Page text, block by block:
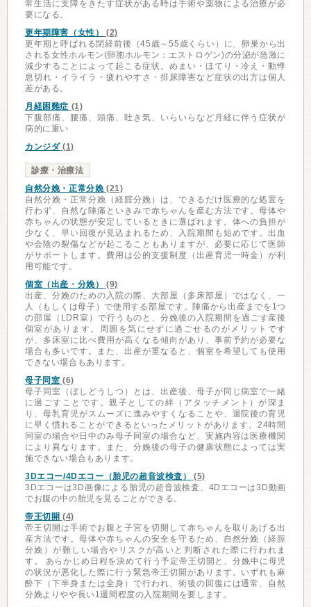
常生活に支障をきたす症状がある時は手術や薬物による治療が必
要になる。
更年期障害（女性）
(2)
更年期と呼ばれる閉経前後（45歳～55歳くらい）に、卵巣から出
される女性ホルモン(卵胞ホルモン：エストロゲン)の分泌が急激に
減少することによって起こる症状。めまい・ほてり・冷え・動悸
息切れ・イライラ・疲れやすさ・排尿障害など症状の出方は個人
差がある。
月経困難症 (1)
下腹部痛、腰痛、頭痛、吐き気、いらいらなど月経に伴う症状が
病的に重い
カンジダ(1)
診療・治療法
自然分娩・正常分娩(21)
自然分娩・正常分娩（経腟分娩）は、できるだけ医療的な処置を
行わず、自然な陣痛といきみで赤ちゃんを産む方法です。母体や
赤ちゃんの状態が安定しているときに選ばれます。体への負担が
少なく、早い回復が見込まれるため、入院期間も短めです。出血
や会陰の裂傷などが起こることもありますが、必要に応じて医師
がサポートします。費用は公的支援制度（出産育児一時金）が利
用可能です。
個室（出産・分娩）
(9)
出産、分娩のための入院の際、大部屋（多床部屋）ではなく、一
人（もしくは母子）で使用する部屋です。陣痛から出産までを1つ
の部屋（LDR室）で行うものと、分娩後の入院期間を過ごす産後
個室があります。周囲を気にせずに過ごせるのがメリットです
が、多床室に比べ費用が高くなる傾向があり、事前予約が必要な
場合も多いです。また、出産が重なると、個室を希望しても使用
できない場合もあります。
母子同室 (6)
母子同室（ぼしどうしつ）とは、出産後、母子が同じ病室で一緒
に過ごすことです。親子としての絆（アタッチメント）が深ま
り、母乳育児がスムーズに進みやすくなることや、退院後の育児
に早く慣れることができるといったメリットがあります。24時間
同室の場合や日中のみ母子同室の場合など、実施内容は医療機関
により異なります。また、分娩後の母子の健康状態によっては実
施できない場合もあります。
3Dエコー/4Dエコー（胎児の超音波検査）
(5)
3Dエコーは3D画像による胎児の超音波検査、4Dエコーは3D動画
でお腹の中の胎児を見ることができる。
帝王切開 (4)
帝王切開は手術でお腹と子宮を切開して赤ちゃんを取りあげる出
産方法です。母体や赤ちゃんの安全を守るため、自然分娩（経腟
分娩）が難しい場合やリスクが高いと判断された際に行われま
す。 あらかじめ日程を決めて行う予定帝王切開と、分娩中に母児
の状況が悪化した際に行う緊急帝王切開があります。いずれも麻
酔下（下半身または全身）で行われ、術後の回復には通常、自然
分娩よりやや長い1週間程度の入院期間を要します。